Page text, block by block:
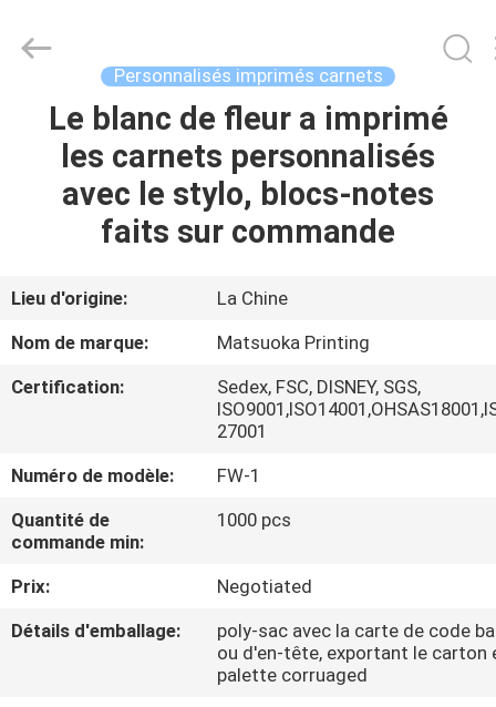
MAISON
PRODUITS
SUJET
DE
NOUS
D'USINE
CONTRÔLE
DE
QUALITÉ
printing
co.,LTD.
Personnalisés imprimés carnets
Le blanc de fleur a imprimé
les carnets personnalisés
avec le stylo, blocs-notes
faits sur commande
Lieu d'origine:
La Chine
Nom de marque:
Matsuoka Printing
Certification:
Sedex, FSC, DISNEY, SGS,
27001
Numéro de modèle:
FW-1
Quantité de
commande min:
1000 pcs
Prix:
Negotiated
Détails d'emballage:
poly-sac avec la carte de code
ou d'en-tête, exportant le carton
palette corruaged